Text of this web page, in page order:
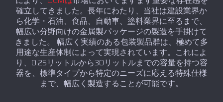
確立してきました。長年にわたり、当社は建設業界か
ら化学・石油、食品、自動車、塗料業界に至るまで、
幅広い分野向けの金属製パッケージの製造を手掛けて
きました。 幅広く実績のある包装製品群は、極めて多
用途な生産体制によって実現されています。これによ
り、0.25リットルから30リットルまでの容量を持つ容
器を、標準タイプから特定のニーズに応える特殊仕様
まで、幅広く製造することが可能です。